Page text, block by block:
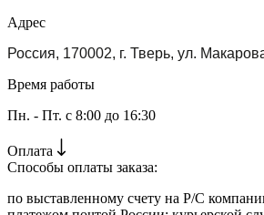
Адрес
Россия, 170002, г. Тверь, ул.
Время работы
Пн. - Пт. с 8:00 до 16:30
Оплата
Способы оплаты заказа:
по выставленному счету на Р/С